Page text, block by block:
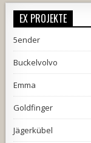
EX PROJEKTE
5ender
Buckelvolvo
Emma
Goldfinger
Jägerkübel